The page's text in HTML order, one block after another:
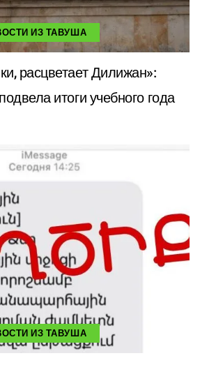
ИЗ ТАВУША
расцветает Дилижан»:
итоги учебного года
ИЗ ТАВУША